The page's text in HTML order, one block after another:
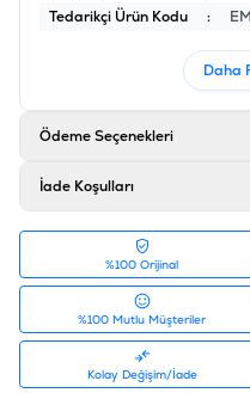
Tedarikçi Ürün Kodu
:
Daha
Ödeme Seçenekleri
İade Koşulları
%100 Orijinal
%100 Mutlu Müşteriler
Kolay Değişim/İade